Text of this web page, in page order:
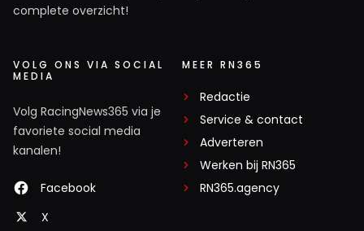
beoordelen onafhankelijk de informatie wat ze
krijgen van de wedstrijdleiding en racecontrol.
De stewards beoordelen de rechtmatigheid van
het indienen van een Right of Review als wel de
aanvraag zelf. Een Right of Review komt altijd
complete overzicht!
VOLG ONS VIA SOCIAL
MEDIA
Volg RacingNews365 via je
favoriete social media
kanalen!
Facebook
X
MEER RN365
Redactie
Service & contact
Adverteren
Werken bij RN365
RN365.agency